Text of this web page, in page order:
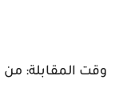
وقت المقابلة: من الساعة 09:00